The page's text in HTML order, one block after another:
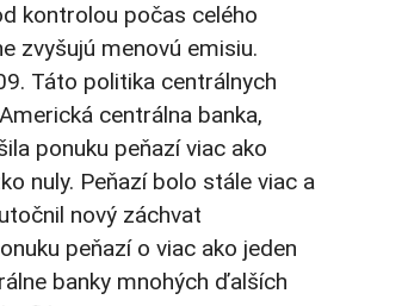
kontrolou počas celého
zvyšujú menovú emisiu.
Táto politika centrálnych
centrálna banka,
ponuku peňazí viac ako
nuly. Peňazí bolo stále viac a
nový záchvat
peňazí o viac ako jeden
banky mnohých ďalších